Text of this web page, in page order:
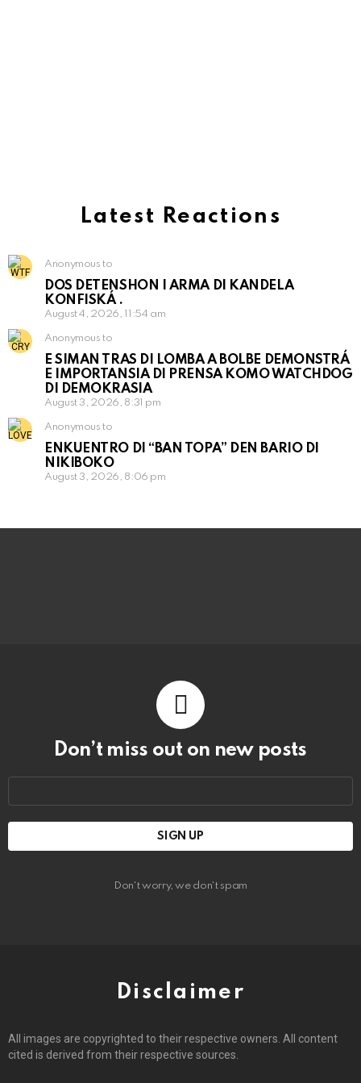
Latest Reactions
Anonymous to
DOS DETENSHON I ARMA DI KANDELA
KONFISKÁ .
August 4, 2026, 11:54 am
Anonymous to
E SIMAN TRAS DI LOMBA A BOLBE DEMONSTRÁ
E IMPORTANSIA DI PRENSA KOMO WATCHDOG
DI DEMOKRASIA
August 3, 2026, 8:31 pm
Anonymous to
ENKUENTRO DI “BAN TOPA” DEN BARIO DI
NIKIBOKO
August 3, 2026, 8:06 pm
Don’t miss out on new posts
Don't worry, we don't spam
Disclaimer
All images are copyrighted to their respective owners. All content
cited is derived from their respective sources.